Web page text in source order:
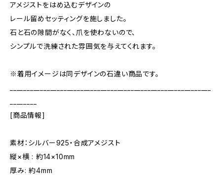
アメジストをはめ込むデザインの
レール留めセッティングを施しました。
石と石の隙間がなく、爪を使わないので、
シンプルで洗練された雰囲気を与えてくれます。
※着用イメージは同デザインの石違い商品です。
[商品情報]
素材：シルバー925・合成アメジスト
縦×横 : 約14×10mm
厚み: 約4mm